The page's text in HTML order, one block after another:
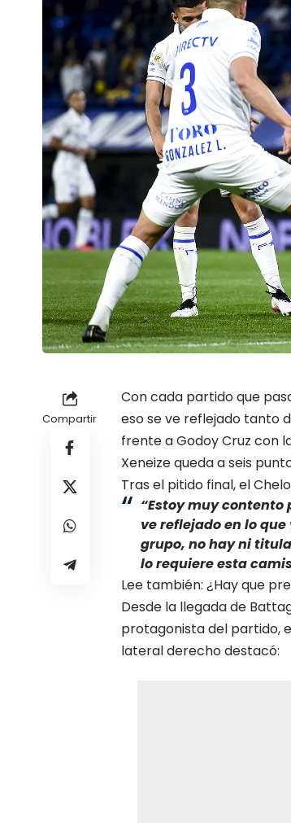
Compartir
Con cada partido que
eso se ve reflejado tanto
frente a Godoy Cruz con
Xeneize queda a seis
Tras el pitido final, el
“Estoy muy contento
ve reflejado en lo
grupo, no hay ni
lo requiere esta
Lee también: ¿Hay que
Desde la llegada de
protagonista del partido,
lateral derecho destacó: